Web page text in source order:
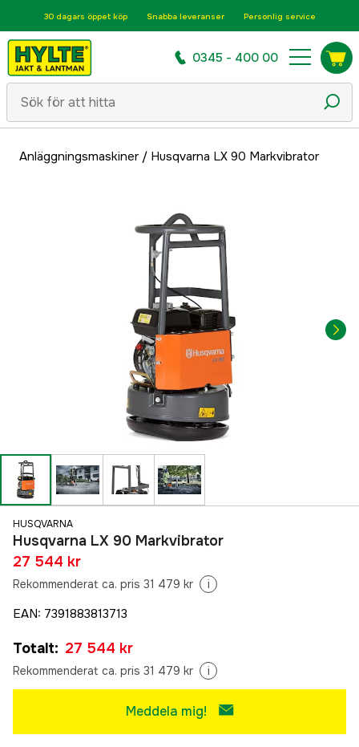
30 dagars öppet köp Snabba leveranser Personlig service
0345 - 400 00
Anläggningsmaskiner/ Husqvarna LX 90 Markvibrator
HUSQVARNA
Husqvarna LX 90 Markvibrator
27 544 kr
Rekommenderat ca. pris 31 479 kr i
EAN: 7391883813713
Totalt: 27 544 kr
Rekommenderat ca. pris 31 479 kr i
Meddela mig!